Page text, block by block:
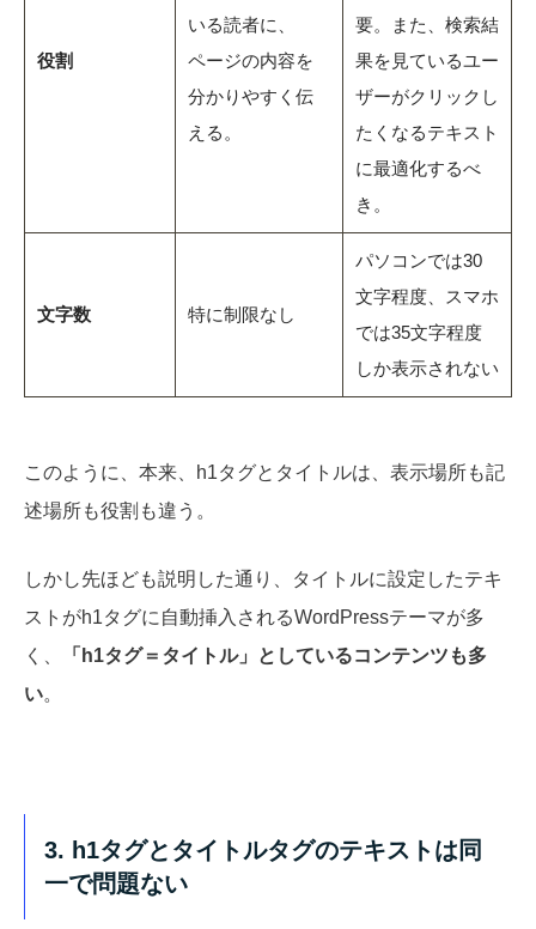
役割
いる読者に、
ページの内容を
分かりやすく伝
える。
要。また、検索結
果を見ているユー
ザーがクリックし
たくなるテキスト
に最適化するべ
き。
文字数 特に制限なし
パソコンでは30
文字程度、スマホ
では35文字程度
しか表示されない
このように、本来、h1タグとタイトルは、表示場所も記
述場所も役割も違う。
しかし先ほども説明した通り、タイトルに設定したテキ
ストがh1タグに自動挿入されるWordPressテーマが多
く、
「h1タグ＝タイトル」としているコンテンツも多
い。
3. h1タグとタイトルタグのテキストは同
一で問題ない